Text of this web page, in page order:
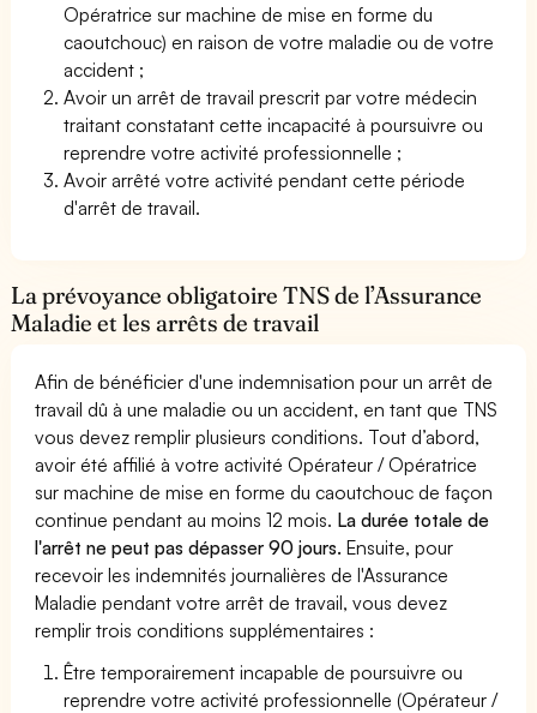
Opératrice sur machine de mise en forme du
caoutchouc) en raison de votre maladie ou de votre
accident ;
Avoir un arrêt de travail prescrit par votre médecin
traitant constatant cette incapacité à poursuivre ou
reprendre votre activité professionnelle ;
Avoir arrêté votre activité pendant cette période
d'arrêt de travail.
La prévoyance obligatoire TNS de l’Assurance
Maladie et les arrêts de travail
Afin de bénéficier d'une indemnisation pour un arrêt de
travail dû à une maladie ou un accident, en tant que TNS
vous devez remplir plusieurs conditions. Tout d’abord,
avoir été affilié à votre activité Opérateur / Opératrice
sur machine de mise en forme du caoutchouc de façon
continue pendant au moins 12 mois. La durée totale de
l'arrêt ne peut pas dépasser 90 jours. Ensuite, pour
recevoir les indemnités journalières de l'Assurance
Maladie pendant votre arrêt de travail, vous devez
remplir trois conditions supplémentaires :
Être temporairement incapable de poursuivre ou
reprendre votre activité professionnelle (Opérateur /